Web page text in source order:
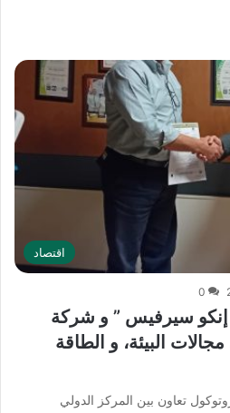
اقتصاد
0
إنكو سيرفيس ” و شركة
البيئة، و الطاقة
تعاون بين المركز الدولي